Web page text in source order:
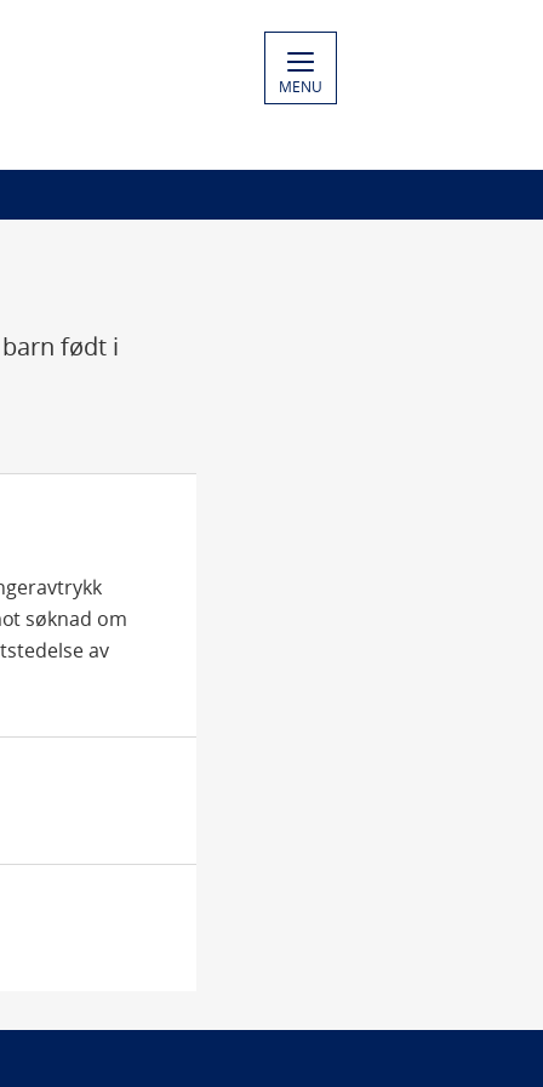
MENU
født i
søknad om
av